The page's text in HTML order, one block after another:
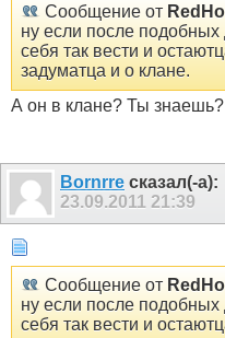
Сообщение от
ну если после
себя так вести и
задуматца и о клане.
А он в клане? Ты знаешь?
Bornrre сказал(-а):
23.09.2011 21:39
Сообщение от
ну если после
себя так вести и